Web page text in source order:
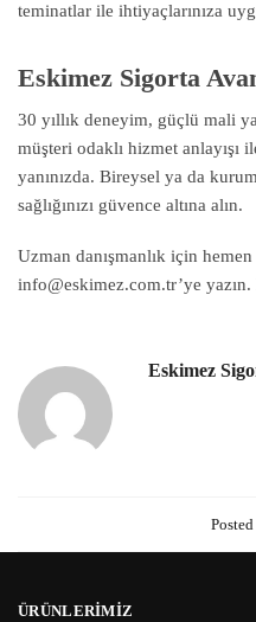
teminatlar ile ihtiyaçlarınıza
Eskimez Sigorta
30 yıllık deneyim, güçlü mali
müşteri odaklı hizmet anlayışı
yanınızda. Bireysel ya da
sağlığınızı güvence altına alın.
Uzman danışmanlık için
info@eskimez.com.tr’ye
Eskimez
ÜRÜNLERIMIZ